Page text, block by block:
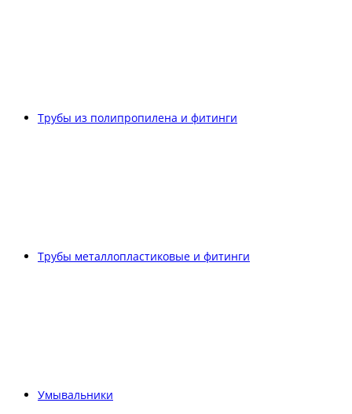
Трубы из полипропилена и фитинги
Трубы металлопластиковые и фитинги
Умывальники